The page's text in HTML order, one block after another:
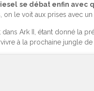
se débat enfin avec
le voit aux prises avec un
Ark II, étant donné la
à la prochaine jungle de